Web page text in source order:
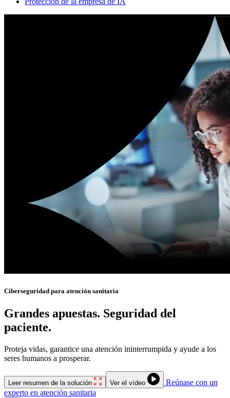
Ciberseguridad para atención sanitaria
Grandes apuestas. Seguridad del
paciente.
Proteja vidas, garantice una atención ininterrumpida y ayude a los
seres humanos a prosperar.
Leer resumen de la solución Ver el vídeo
Reúnase con un
experto en atención sanitaria